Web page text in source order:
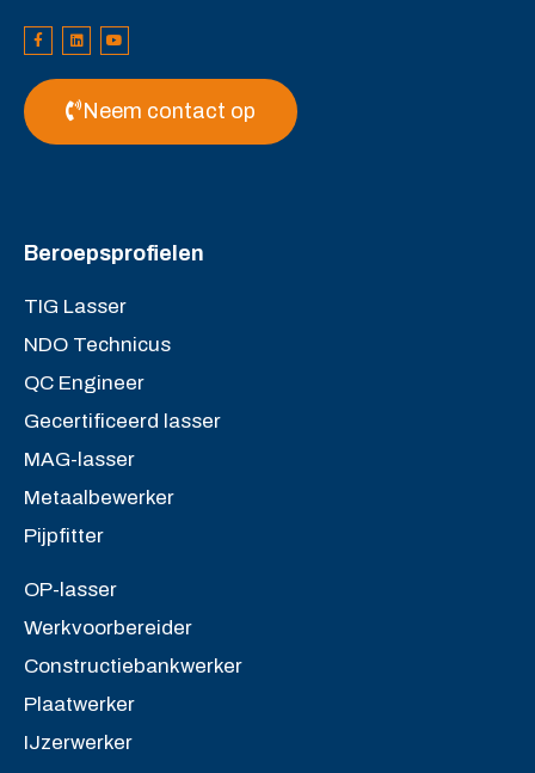
Neem contact op
Beroepsprofielen
TIG Lasser
NDO Technicus
QC Engineer
Gecertificeerd lasser
MAG-lasser
Metaalbewerker
Pijpfitter
OP-lasser
Werkvoorbereider
Constructiebankwerker
Plaatwerker
IJzerwerker